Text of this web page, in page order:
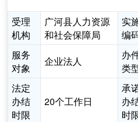
受理
机构
广河县人力资源
和社会保障局
实
编
服务
对象
企业法人
办
类
法定
办结
时限
20个工作日
承
办
时